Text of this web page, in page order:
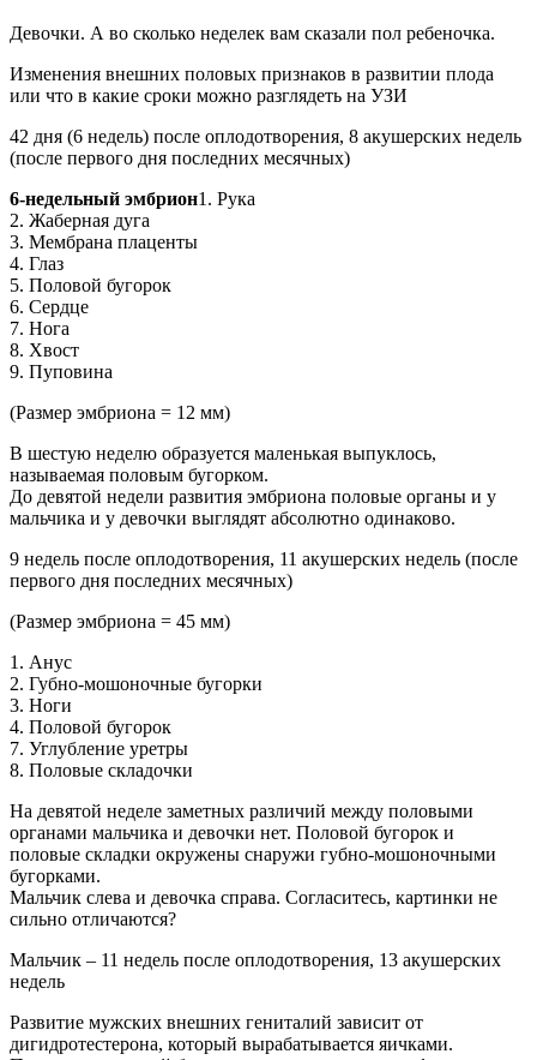
Девочки. А во сколько неделек вам сказали пол ребеночка.
Изменения внешних половых признаков в развитии плода
или что в какие сроки можно разглядеть на УЗИ
42 дня (6 недель) после оплодотворения, 8 акушерских недель
(после первого дня последних месячных)
6-недельный эмбрион1. Рука
2. Жаберная дуга
3. Мембрана плаценты
4. Глаз
5. Половой бугорок
6. Сердце
7. Нога
8. Хвост
9. Пуповина
(Размер эмбриона = 12 мм)
В шестую неделю образуется маленькая выпуклось,
называемая половым бугорком.
До девятой недели развития эмбриона половые органы и у
мальчика и у девочки выглядят абсолютно одинаково.
9 недель после оплодотворения, 11 акушерских недель (после
первого дня последних месячных)
(Размер эмбриона = 45 мм)
1. Анус
2. Губно-мошоночные бугорки
3. Ноги
4. Половой бугорок
7. Углубление уретры
8. Половые складочки
На девятой неделе заметных различий между половыми
органами мальчика и девочки нет. Половой бугорок и
половые складки окружены снаружи губно-мошоночными
бугорками.
Мальчик слева и девочка справа. Согласитесь, картинки не
сильно отличаются?
Мальчик – 11 недель после оплодотворения, 13 акушерских
недель
Развитие мужских внешних гениталий зависит от
дигидротестерона, который вырабатывается яичками.